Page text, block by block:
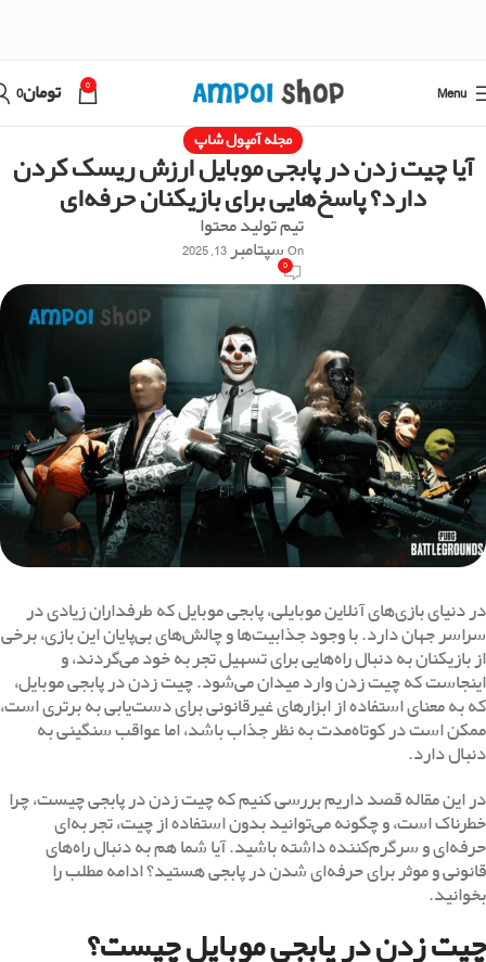
Menu
0 تومان0
مجله آمپول شاپ
آیا چیت زدن در پابجی موبایل ارزش ریسک کردن
دارد؟ پاسخ‌هایی برای بازیکنان حرفه‌ای
تیم تولید محتوا
On سپتامبر 13, 2025
0
در دنیای بازی‌های آنلاین موبایلی، پابجی موبایل که طرفداران زیادی در
سراسر جهان دارد. با وجود جذابیت‌ها و چالش‌های بی‌پایان این بازی، برخی
از بازیکنان به دنبال راه‌هایی برای تسهیل تجربه خود می‌گردند، و
اینجاست که چیت زدن وارد میدان می‌شود. چیت زدن در پابجی موبایل،
که به معنای استفاده از ابزارهای غیرقانونی برای دست‌یابی به برتری است،
ممکن است در کوتاه‌مدت به نظر جذاب باشد، اما عواقب سنگینی به
دنبال دارد.
در این مقاله قصد داریم بررسی کنیم که چیت زدن در پابجی چیست، چرا
خطرناک است، و چگونه می‌توانید بدون استفاده از چیت، تجربه‌ای
حرفه‌ای و سرگرم‌کننده داشته باشید. آیا شما هم به دنبال راه‌های
قانونی و موثر برای حرفه‌ای شدن در پابجی هستید؟ ادامه مطلب را
بخوانید.
چیت زدن در پابجی موبایل چیست؟